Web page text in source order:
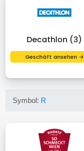
Decathlon (3)
Geschäft ansehen →
Symbol: R